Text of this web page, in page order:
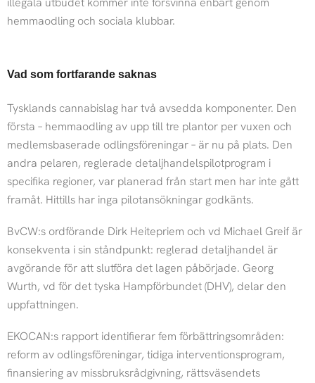
hemmaodling och sociala klubbar.
Vad som fortfarande saknas
Tysklands cannabislag har två avsedda komponenter. Den
första – hemmaodling av upp till tre plantor per vuxen och
medlemsbaserade odlingsföreningar – är nu på plats. Den
andra pelaren, reglerade detaljhandelspilotprogram i
specifika regioner, var planerad från start men har inte gått
framåt. Hittills har inga pilotansökningar godkänts.
BvCW:s ordförande Dirk Heitepriem och vd Michael Greif är
konsekventa i sin ståndpunkt: reglerad detaljhandel är
avgörande för att slutföra det lagen påbörjade. Georg
Wurth, vd för det tyska Hampförbundet (DHV), delar den
uppfattningen.
EKOCAN:s rapport identifierar fem förbättringsområden:
reform av odlingsföreningar, tidiga interventionsprogram,
finansiering av missbruksrådgivning, rättsväsendets